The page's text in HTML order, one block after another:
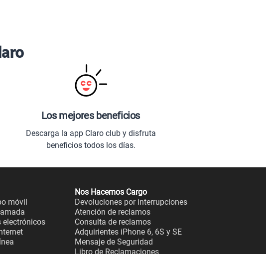
Los mejores beneficios
Descarga la app Claro club y disfruta
beneficios todos los días.
móvil
electrónicos
Nos Hacemos Cargo
Devoluciones por interrupciones
Atención de reclamos
Consulta de reclamos
Adquirientes iPhone 6, 6S y SE
Mensaje de Seguridad
Libro de Reclamaciones